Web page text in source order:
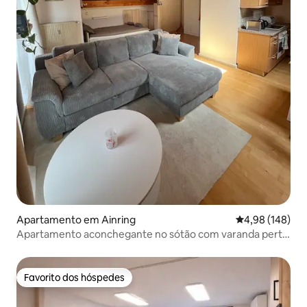
Apartamento em Ainring Classificação
4,98 (148)
Apartamento aconchegante no sótão com varanda perto
Favorito dos hóspedes
Favorito dos hóspedes